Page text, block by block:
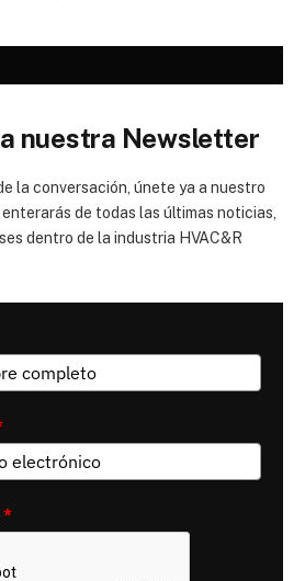
nuestra Newsletter
la conversación, únete ya a nuestro
de todas las últimas noticias,
dentro de la industria HVAC&R
*